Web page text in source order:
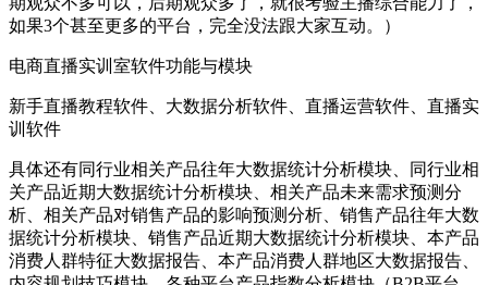
如果3个甚至更多的平台，完全没法跟大家互动。）
电商直播实训室软件功能与模块
新手直播教程软件、大数据分析软件、直播运营软件、直播实
训软件
具体还有同行业相关产品往年大数据统计分析模块、同行业相
关产品近期大数据统计分析模块、相关产品未来需求预测分
析、相关产品对销售产品的影响预测分析、销售产品往年大数
据统计分析模块、销售产品近期大数据统计分析模块、本产品
消费人群特征大数据报告、本产品消费人群地区大数据报告、